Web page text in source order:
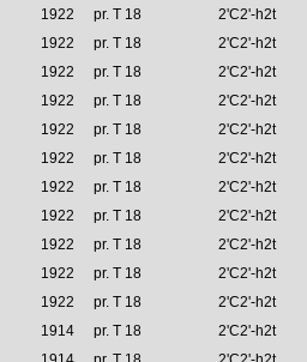
1922 pr. T 18 2'C2'-h2t
1922 pr. T 18 2'C2'-h2t
1922 pr. T 18 2'C2'-h2t
1922 pr. T 18 2'C2'-h2t
1922 pr. T 18 2'C2'-h2t
1922 pr. T 18 2'C2'-h2t
1922 pr. T 18 2'C2'-h2t
1922 pr. T 18 2'C2'-h2t
1922 pr. T 18 2'C2'-h2t
1922 pr. T 18 2'C2'-h2t
1922 pr. T 18 2'C2'-h2t
1914 pr. T 18 2'C2'-h2t